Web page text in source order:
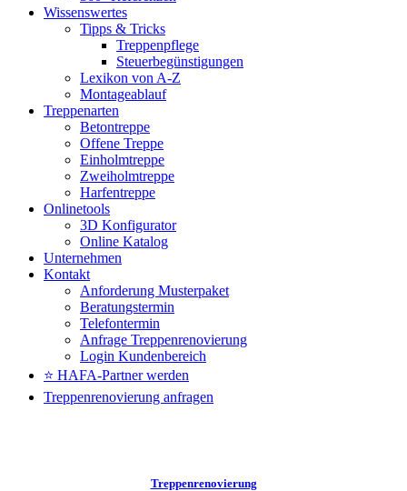
Wissenswertes
Tipps & Tricks
Treppenpflege
Steuerbegünstigungen
Lexikon von A-Z
Montageablauf
Treppenarten
Betontreppe
Offene Treppe
Einholmtreppe
Zweiholmtreppe
Harfentreppe
Onlinetools
3D Konfigurator
Online Katalog
Unternehmen
Kontakt
Anforderung Musterpaket
Beratungstermin
Telefontermin
Anfrage Treppenrenovierung
Login Kundenbereich
⭐ HAFA-Partner werden
Treppenrenovierung anfragen
Treppenrenovierung